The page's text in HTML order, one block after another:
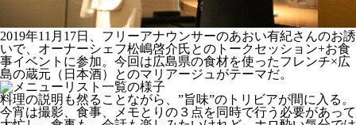
2019年11月17日、フリーアナウンサーのあおい有紀さんのお誘
いで、オーナーシェフ松嶋啓介氏とのトークセッション+お食
事イベントに参加。今回は広島県の食材を使ったフレンチ×広
島の蔵元（日本酒）とのマリアージュがテーマだ。
料理の説明も然ることながら、”旨味”のトリビアが間に入る。
今宵は撮影、食事、メモとりの３点を同時で行う必要があって